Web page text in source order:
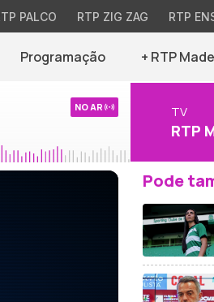
PALCO RTP ZIG ZAG RTP
Programação + RTP
NO AR TV
RTP
Pode